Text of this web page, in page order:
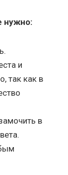
нужно:
и
так как в
в